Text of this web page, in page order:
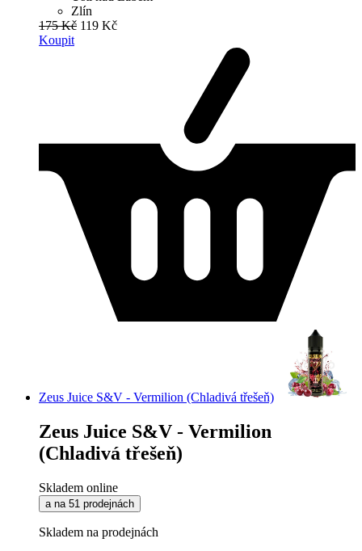
Zlín
175 Kč 119 Kč
Koupit
Zeus Juice S&V - Vermilion (Chladivá třešeň)
Zeus Juice S&V - Vermilion
(Chladivá třešeň)
Skladem online
a na 51 prodejnách
Skladem na prodejnách